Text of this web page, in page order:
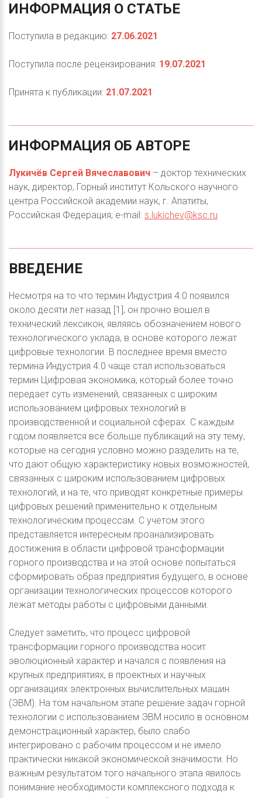
ИНФОРМАЦИЯ О СТАТЬЕ
Поступила в редакцию: 27.06.2021
Поступила после рецензирования: 19.07.2021
Принята к публикации: 21.07.2021
ИНФОРМАЦИЯ ОБ АВТОРЕ
Лукичёв Сергей Вячеславович – доктор технических
наук, директор, Горный институт Кольского научного
центра Российской академии наук, г. Апатиты,
Российская Федерация; e-mail: s.lukichev@ksc.ru
ВВЕДЕНИЕ
Несмотря на то что термин Индустрия 4.0 появился
около десяти лет назад [1], он прочно вошел в
технический лексикон, являясь обозначением нового
технологического уклада, в основе которого лежат
цифровые технологии. В последнее время вместо
термина Индустрия 4.0 чаще стал использоваться
термин Цифровая экономика, который более точно
передает суть изменений, связанных с широким
использованием цифровых технологий в
производственной и социальной сферах. С каждым
годом появляется все больше публикаций на эту тему,
которые на сегодня условно можно разделить на те,
что дают общую характеристику новых возможностей,
связанных с широким использованием цифровых
технологий, и на те, что приводят конкретные примеры
цифровых решений применительно к отдельным
технологическим процессам. С учетом этого
представляется интересным проанализировать
достижения в области цифровой трансформации
горного производства и на этой основе попытаться
сформировать образ предприятия будущего, в основе
организации технологических процессов которого
лежат методы работы с цифровыми данными.
Следует заметить, что процесс цифровой
трансформации горного производства носит
эволюционный характер и начался с появления на
крупных предприятиях, в проектных и научных
организациях электронных вычислительных машин
(ЭВМ). На том начальном этапе решение задач горной
технологии с использованием ЭВМ носило в основном
демонстрационный характер, было слабо
интегрировано с рабочим процессом и не имело
практически никакой экономической значимости. Но
важным результатом того начального этапа явилось
понимание необходимости комплексного подхода к